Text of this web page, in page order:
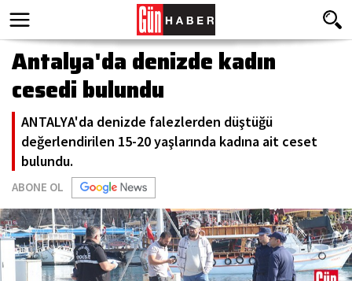
Antalya'da denizde kadın
cesedi bulundu
ANTALYA'da denizde falezlerden düştüğü
değerlendirilen 15-20 yaşlarında kadına ait ceset
bulundu.
ABONE OL